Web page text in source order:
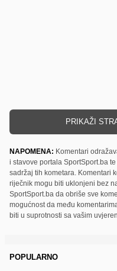
PRIKAŽI
NAPOMENA: Komentari
i stavove portala SportSport.ba
sadržaj tih kometara. Komentari
riječnik mogu biti uklonjeni bez
SportSport.ba da obriše sve
mogućnost da među
biti u suprotnosti sa vašim
POPULARNO